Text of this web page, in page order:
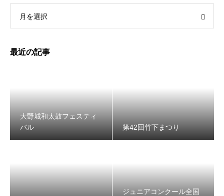
第42回竹下まつり
月を選択
最近の記事
大野城和太鼓フェスティ
バル
第42回竹下まつり
ジュニアコンクール全国